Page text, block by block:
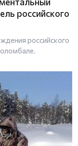
российского
российского